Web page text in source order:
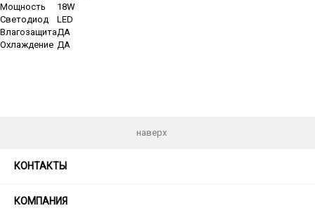
Мощность
18W
Светодиод
LED
ВлагозащитаДА
Охлаждение ДА
наверх
КОНТАКТЫ
КОМПАНИЯ